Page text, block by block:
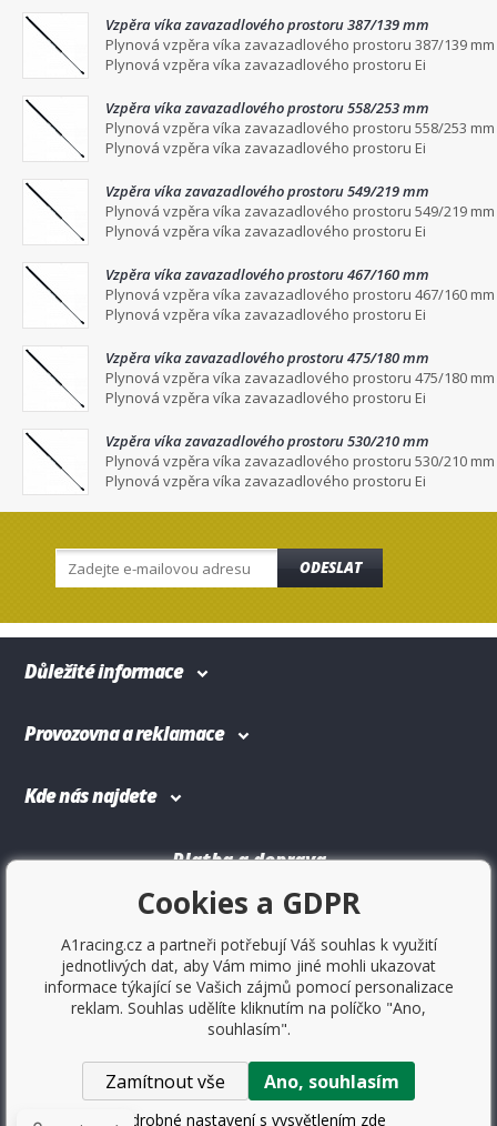
Vzpěra víka zavazadlového prostoru 387/139 mm
Plynová vzpěra víka zavazadlového prostoru 387/139 mm
Plynová vzpěra víka zavazadlového prostoru Ei
Vzpěra víka zavazadlového prostoru 558/253 mm
Plynová vzpěra víka zavazadlového prostoru 558/253 mm
Plynová vzpěra víka zavazadlového prostoru Ei
Vzpěra víka zavazadlového prostoru 549/219 mm
Plynová vzpěra víka zavazadlového prostoru 549/219 mm
Plynová vzpěra víka zavazadlového prostoru Ei
Vzpěra víka zavazadlového prostoru 467/160 mm
Plynová vzpěra víka zavazadlového prostoru 467/160 mm
Plynová vzpěra víka zavazadlového prostoru Ei
Vzpěra víka zavazadlového prostoru 475/180 mm
Plynová vzpěra víka zavazadlového prostoru 475/180 mm
Plynová vzpěra víka zavazadlového prostoru Ei
Vzpěra víka zavazadlového prostoru 530/210 mm
Plynová vzpěra víka zavazadlového prostoru 530/210 mm
Plynová vzpěra víka zavazadlového prostoru Ei
ODESLAT
Důležité informace
Provozovna a reklamace
Kde nás najdete
Platba a doprava
Copyright © 2017Sportovniautodoplnky.cz- Tuning shop,
sportovní autodoplňky, tuning auta. Všechny práva vyhrazené.
Cookies a GDPR
A1racing.cz a partneři potřebují Váš souhlas k využití
jednotlivých dat, aby Vám mimo jiné mohli ukazovat
informace týkající se Vašich zájmů pomocí personalizace
reklam. Souhlas udělíte kliknutím na políčko "Ano,
souhlasím".
Zamítnout vše Ano, souhlasím
Podrobné nastavení s vysvětlením zde